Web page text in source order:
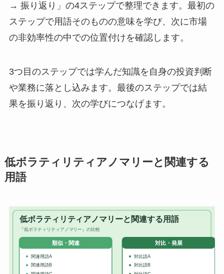
→ 振り返り」の4ステップで整理できます。最初の
ステップで用語そのものの意味を学び、次に市場
の非効率性の中での位置付けを確認します。
3つ目のステップでは学んだ知識を自身の投資判断
や業務に落とし込みます。最後のステップでは結
果を振り返り、次の学びにつなげます。
低ボラティリティアノマリーと関連する
用語